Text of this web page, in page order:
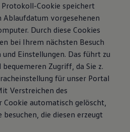
Cookie speichert
Ablaufdatum vorgesehenen
Durch diese Cookies
bei Ihrem nächsten Besuch
Einstellungen. Das führt zu
Zugriff, da Sie z.
für unser Portal
Verstreichen des
automatisch gelöscht,
die diesen erzeugt